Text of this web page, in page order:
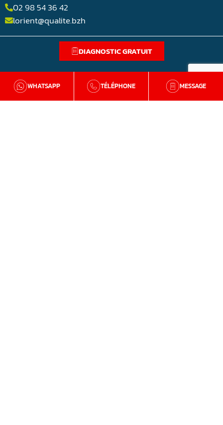
WHATSAPP TÉLÉPHONE MESSAGE
02 98 54 36 42
lorient@qualite.bzh
DIAGNOSTIC GRATUIT